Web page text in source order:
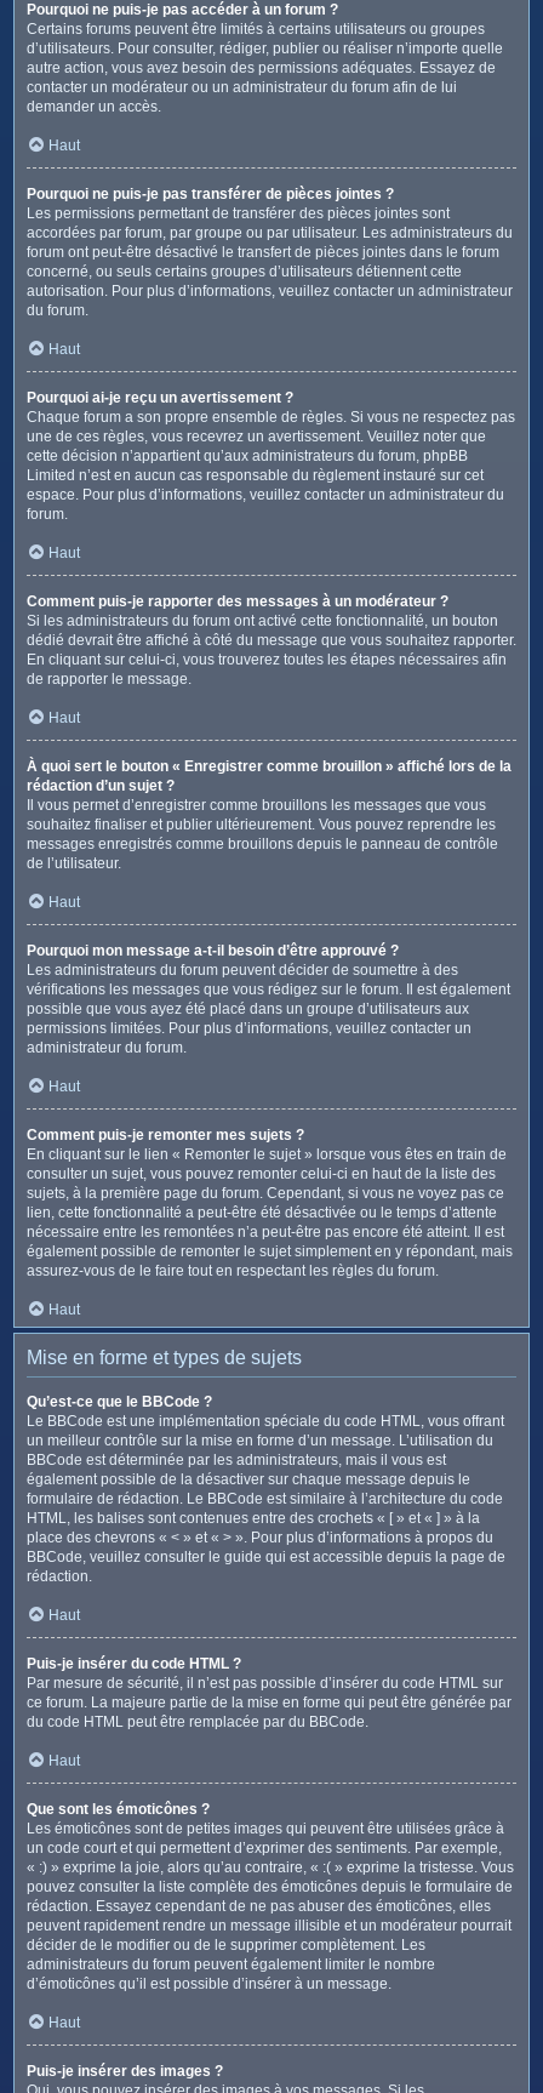
Pourquoi ne puis-je pas accéder à un forum ?
Certains forums peuvent être limités à certains utilisateurs ou groupes
d’utilisateurs. Pour consulter, rédiger, publier ou réaliser n’importe quelle
autre action, vous avez besoin des permissions adéquates. Essayez de
contacter un modérateur ou un administrateur du forum afin de lui
demander un accès.
Haut
Pourquoi ne puis-je pas transférer de pièces jointes ?
Les permissions permettant de transférer des pièces jointes sont
accordées par forum, par groupe ou par utilisateur. Les administrateurs du
forum ont peut-être désactivé le transfert de pièces jointes dans le forum
concerné, ou seuls certains groupes d’utilisateurs détiennent cette
autorisation. Pour plus d’informations, veuillez contacter un administrateur
du forum.
Haut
Pourquoi ai-je reçu un avertissement ?
Chaque forum a son propre ensemble de règles. Si vous ne respectez pas
une de ces règles, vous recevrez un avertissement. Veuillez noter que
cette décision n’appartient qu’aux administrateurs du forum, phpBB
Limited n’est en aucun cas responsable du règlement instauré sur cet
espace. Pour plus d’informations, veuillez contacter un administrateur du
forum.
Haut
Comment puis-je rapporter des messages à un modérateur ?
Si les administrateurs du forum ont activé cette fonctionnalité, un bouton
dédié devrait être affiché à côté du message que vous souhaitez rapporter.
En cliquant sur celui-ci, vous trouverez toutes les étapes nécessaires afin
de rapporter le message.
Haut
À quoi sert le bouton « Enregistrer comme brouillon » affiché lors de la
rédaction d’un sujet ?
Il vous permet d’enregistrer comme brouillons les messages que vous
souhaitez finaliser et publier ultérieurement. Vous pouvez reprendre les
messages enregistrés comme brouillons depuis le panneau de contrôle
de l’utilisateur.
Haut
Pourquoi mon message a-t-il besoin d’être approuvé ?
Les administrateurs du forum peuvent décider de soumettre à des
vérifications les messages que vous rédigez sur le forum. Il est également
possible que vous ayez été placé dans un groupe d’utilisateurs aux
permissions limitées. Pour plus d’informations, veuillez contacter un
administrateur du forum.
Haut
Comment puis-je remonter mes sujets ?
En cliquant sur le lien « Remonter le sujet » lorsque vous êtes en train de
consulter un sujet, vous pouvez remonter celui-ci en haut de la liste des
sujets, à la première page du forum. Cependant, si vous ne voyez pas ce
lien, cette fonctionnalité a peut-être été désactivée ou le temps d’attente
nécessaire entre les remontées n’a peut-être pas encore été atteint. Il est
également possible de remonter le sujet simplement en y répondant, mais
assurez-vous de le faire tout en respectant les règles du forum.
Haut
Mise en forme et types de sujets
Qu’est-ce que le BBCode ?
Le BBCode est une implémentation spéciale du code HTML, vous offrant
un meilleur contrôle sur la mise en forme d’un message. L’utilisation du
BBCode est déterminée par les administrateurs, mais il vous est
également possible de la désactiver sur chaque message depuis le
formulaire de rédaction. Le BBCode est similaire à l’architecture du code
HTML, les balises sont contenues entre des crochets « [ » et « ] » à la
place des chevrons « < » et « > ». Pour plus d’informations à propos du
BBCode, veuillez consulter le guide qui est accessible depuis la page de
rédaction.
Haut
Puis-je insérer du code HTML ?
Par mesure de sécurité, il n’est pas possible d’insérer du code HTML sur
ce forum. La majeure partie de la mise en forme qui peut être générée par
du code HTML peut être remplacée par du BBCode.
Haut
Que sont les émoticônes ?
Les émoticônes sont de petites images qui peuvent être utilisées grâce à
un code court et qui permettent d’exprimer des sentiments. Par exemple,
« :) » exprime la joie, alors qu’au contraire, « :( » exprime la tristesse. Vous
pouvez consulter la liste complète des émoticônes depuis le formulaire de
rédaction. Essayez cependant de ne pas abuser des émoticônes, elles
peuvent rapidement rendre un message illisible et un modérateur pourrait
décider de le modifier ou de le supprimer complètement. Les
administrateurs du forum peuvent également limiter le nombre
d’émoticônes qu’il est possible d’insérer à un message.
Haut
Puis-je insérer des images ?